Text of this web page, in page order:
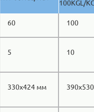
100KGL/
60 100
5 10
330х424 мм